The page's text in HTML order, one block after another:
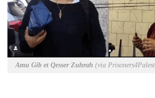
Amu Gib et Qesser Zuhrah (via